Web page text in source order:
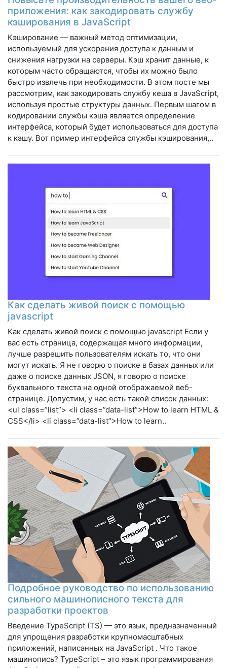
приложения: как закодировать службу
кэширования в JavaScript
Кэширование — важный метод оптимизации,
используемый для ускорения доступа к данным и
снижения нагрузки на серверы. Кэш хранит данные, к
которым часто обращаются, чтобы их можно было
быстро извлечь при необходимости. В этом посте мы
рассмотрим, как закодировать службу кеша в JavaScript,
используя простые структуры данных. Первым шагом в
кодировании службы кэша является определение
интерфейса, который будет использоваться для доступа
к кэшу. Вот пример интерфейса службы кэширования,..
Как сделать живой поиск с помощью
javascript
Как сделать живой поиск с помощью javascript Если у
вас есть страница, содержащая много информации,
лучше разрешить пользователям искать то, что они
могут искать. Я не говорю о поиске в базах данных или
даже о поиске данных JSON, я говорю о поиске
буквального текста на одной отображаемой веб-
странице. Допустим, у нас есть такой список данных:
<ul class=”list”> <li class=”data-list”>How to learn HTML &
CSS</li> <li class=”data-list”>How to learn..
Подробное руководство по использованию
сильного машинописного текста для
разработки проектов
Введение TypeScript (TS) — это язык, предназначенный
для упрощения разработки крупномасштабных
приложений, написанных на JavaScript . Что такое
машинопись? TypeScript – это язык программирования